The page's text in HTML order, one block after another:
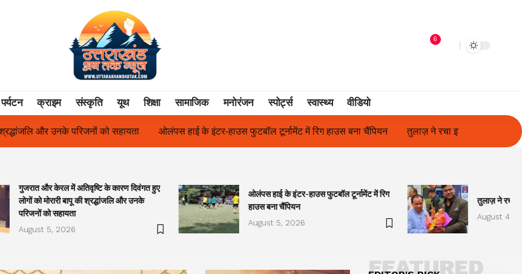
6
पर्यटन क्राइम संस्कृति यूथ शिक्षा सामाजिक मनोरंजन स्पोर्ट्स स्वास्थ्य वीडियो
ओलंपस हाई के इंटर-हाउस फुटबॉल टूर्नामेंट में रिग हाउस बना चैंपियन तुलाज़ ने रचा इतिहास, संस्थान से बना विश्वविद्यालय फिल्म अभिनेत्री
गुजरात और केरल में अतिवृष्टि के कारण दिवंगत हुए
लोगों को मोरारी बापू की श्रद्धांजलि और उनके
परिजनों को सहायता
August 5, 2026
ओलंपस हाई के इंटर-हाउस फुटबॉल टूर्नामेंट में रिग
हाउस बना चैंपियन
August 5, 2026
तुलाज़ ने रचा
August 4,
FEATURED